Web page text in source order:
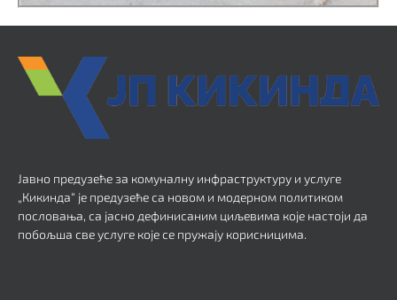
Јавно предузеће за комуналну инфраструктуру и услуге
„Кикинда“ је предузеће са новом и модерном политиком
пословања, са јасно дефинисаним циљевима које настоји да
побољша све услуге које се пружају корисницима.